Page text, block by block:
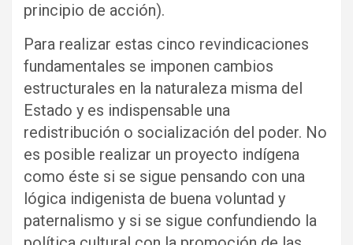
principio de acción).
Para realizar estas cinco revindicaciones
fundamentales se imponen cambios
estructurales en la naturaleza misma del
Estado y es indispensable una
redistribución o socialización del poder. No
es posible realizar un proyecto indígena
como éste si se sigue pensando con una
lógica indigenista de buena voluntad y
paternalismo y si se sigue confundiendo la